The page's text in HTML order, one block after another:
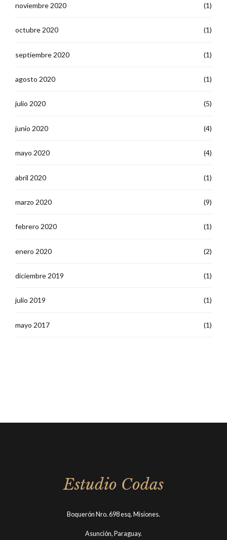
noviembre 2020 (1)
octubre 2020 (1)
septiembre 2020 (1)
agosto 2020 (1)
julio 2020 (5)
junio 2020 (4)
mayo 2020 (4)
abril 2020 (1)
marzo 2020 (9)
febrero 2020 (1)
enero 2020 (2)
diciembre 2019 (1)
julio 2019 (1)
mayo 2017 (1)
Estudio Codas
Boquerón Nro. 698 esq. Misiones.
Asunción, Paraguay.